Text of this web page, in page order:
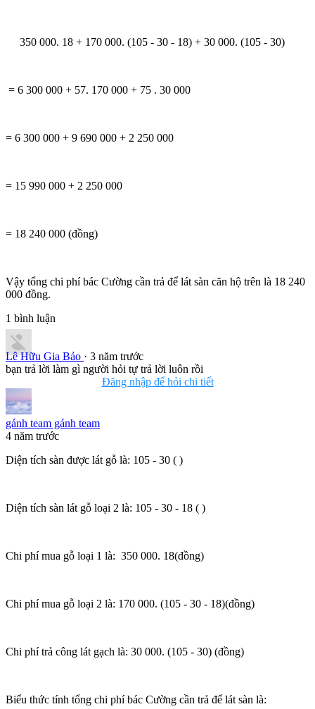
350 000. 18 + 170 000. (105 - 30 - 18) + 30 000. (105 - 30)
= 6 300 000 + 57. 170 000 + 75 . 30 000
= 6 300 000 + 9 690 000 + 2 250 000
= 15 990 000 + 2 250 000
= 18 240 000 (đồng)
Vậy tổng chi phí bác Cường cần trả để lát sàn căn hộ trên là 18 240
000 đồng.
1 bình luận
Lê Hữu Gia Bảo · 3 năm trước
bạn trả lời làm gì người hỏi tự trả lời luôn rồi
Đăng nhập để hỏi chi tiết
gánh team gánh team
4 năm trước
Diện tích sàn được lát gỗ là: 105 - 30 ( )
Diện tích sàn lát gỗ loại 2 là: 105 - 30 - 18 ( )
Chi phí mua gỗ loại 1 là: 350 000. 18(đồng)
Chi phí mua gỗ loại 2 là: 170 000. (105 - 30 - 18)(đồng)
Chi phí trả công lát gạch là: 30 000. (105 - 30) (đồng)
Biểu thức tính tổng chi phí bác Cường cần trả để lát sàn là: